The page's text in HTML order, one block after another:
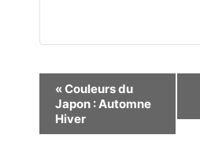
Navigation
Évènement
«Couleurs du
Japon : Automne
Hiver